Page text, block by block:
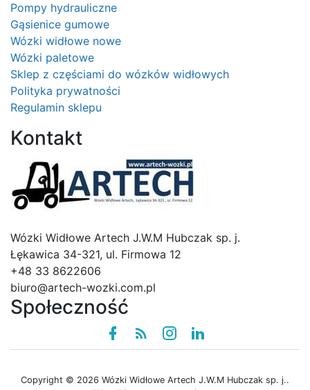
Pompy hydrauliczne
Gąsienice gumowe
Wózki widłowe nowe
Wózki paletowe
Sklep z częściami do wózków widłowych
Polityka prywatności
Regulamin sklepu
Kontakt
Wózki Widłowe Artech J.W.M Hubczak sp. j.
Łękawica 34-321, ul. Firmowa 12
+48 33 8622606
biuro@artech-wozki.com.pl
Społeczność
Facebook
Rssinstagram
linkedin
Copyright © 2026 Wózki Widłowe Artech J.W.M Hubczak sp. j..